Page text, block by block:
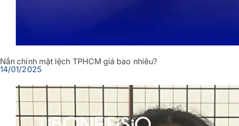
Nắn chỉnh mặt lệch TPHCM giá bao nhiêu?
14/01/2025